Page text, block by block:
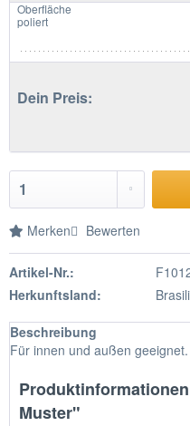
Oberfläche
poliert
Dein Preis:
Merken Bewerten
Artikel-Nr.:
Herkunftsland:
Beschreibung
Für innen und außen
Muster"